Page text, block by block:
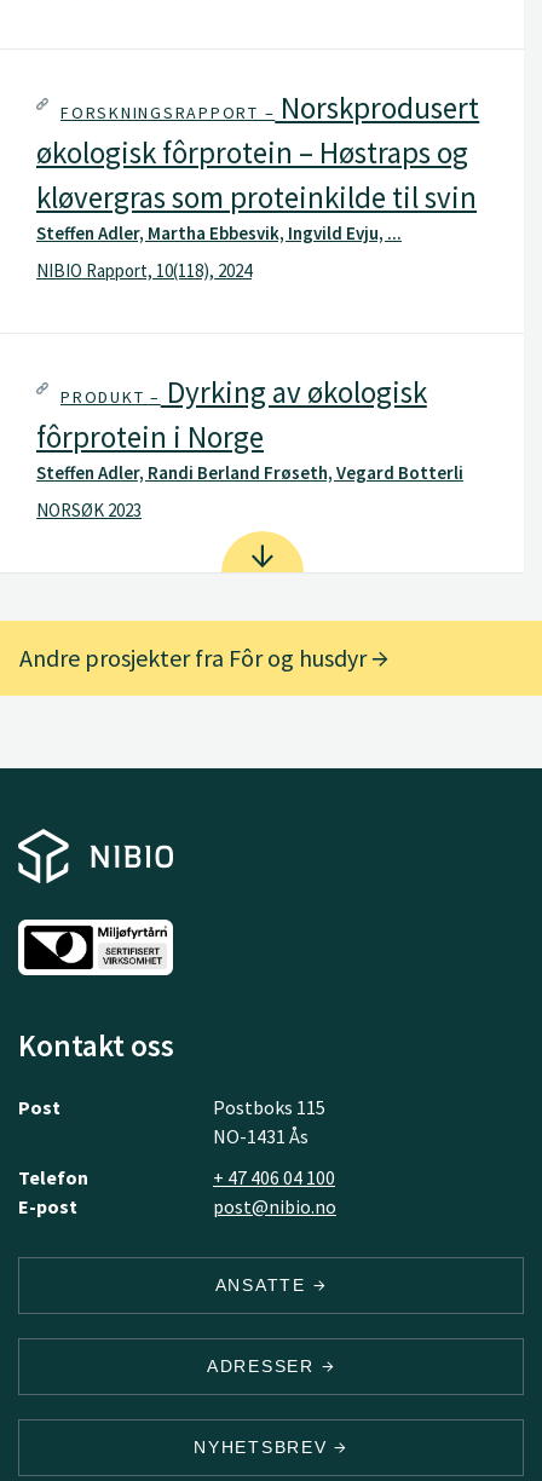
FORSKNINGSRAPPORT – Norskprodusert
økologisk fôrprotein – Høstraps og
kløvergras som proteinkilde til svin
Steffen Adler, Martha Ebbesvik, Ingvild Evju, ...
NIBIO Rapport, 10(118), 2024
PRODUKT – Dyrking av økologisk
fôrprotein i Norge
Steffen Adler, Randi Berland Frøseth, Vegard Botterli
NORSØK 2023
Andre prosjekter fra Fôr og husdyr
Kontakt oss
Post
Postboks 115
NO-1431 Ås
Telefon
+ 47 406 04 100
E-post
post@nibio.no
ANSATTE
ADRESSER
NYHETSBREV